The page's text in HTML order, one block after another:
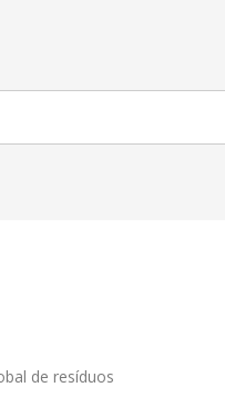
de resíduos